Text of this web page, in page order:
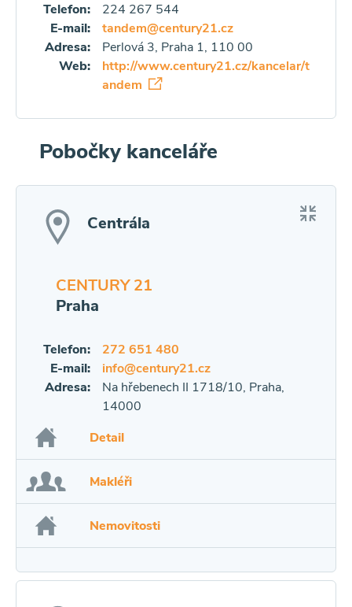
Telefon:
224 267 544
E-mail:
tandem@century21.cz
Adresa:
Perlová 3, Praha 1, 110 00
Web:
http://www.century21.cz/kancelar/t
andem
Pobočky kanceláře
Centrála
CENTURY 21
Praha
Telefon:
272 651 480
E-mail:
info@century21.cz
Adresa:
Na hřebenech II 1718/10, Praha,
14000
Detail
Makléři
Nemovitosti